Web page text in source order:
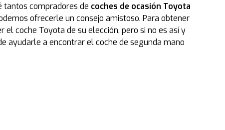
tantos compradores de coches de ocasión Toyota
ofrecerle un consejo amistoso. Para obtener
coche Toyota de su elección, pero si no es así y
ayudarle a encontrar el coche de segunda mano